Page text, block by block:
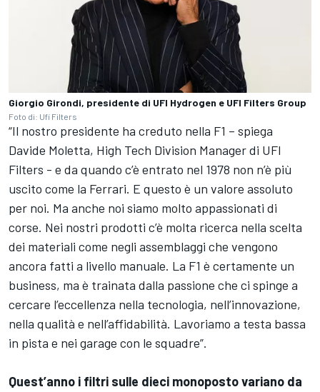
Giorgio Girondi, presidente di UFI Hydrogen e UFI Filters Group
Foto di: Ufi Filters
“Il nostro presidente ha creduto nella F1 – spiega
Davide Moletta, High Tech Division Manager di UFI
Filters - e da quando c’è entrato nel 1978 non n’è più
uscito come la Ferrari. E questo è un valore assoluto
per noi. Ma anche noi siamo molto appassionati di
corse. Nei nostri prodotti c’è molta ricerca nella scelta
dei materiali come negli assemblaggi che vengono
ancora fatti a livello manuale. La F1 è certamente un
business, ma è trainata dalla passione che ci spinge a
cercare l’eccellenza nella tecnologia, nell’innovazione,
nella qualità e nell’affidabilità. Lavoriamo a testa bassa
in pista e nei garage con le squadre”.
Quest’anno i filtri sulle dieci monoposto variano da